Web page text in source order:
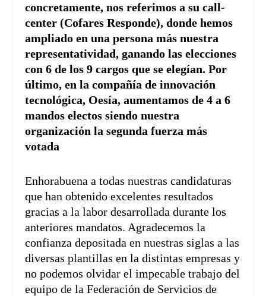
concretamente, nos referimos a su call-
center (Cofares Responde), donde hemos
ampliado en una persona más nuestra
representatividad, ganando las elecciones
con 6 de los 9 cargos que se elegían. Por
último, en la compañía de innovación
tecnológica, Oesía, aumentamos de 4 a 6
mandos electos siendo nuestra
organización la segunda fuerza más
votada
Enhorabuena a todas nuestras candidaturas
que han obtenido excelentes resultados
gracias a la labor desarrollada durante los
anteriores mandatos. Agradecemos la
confianza depositada en nuestras siglas a las
diversas plantillas en la distintas empresas y
no podemos olvidar el impecable trabajo del
equipo de la Federación de Servicios de